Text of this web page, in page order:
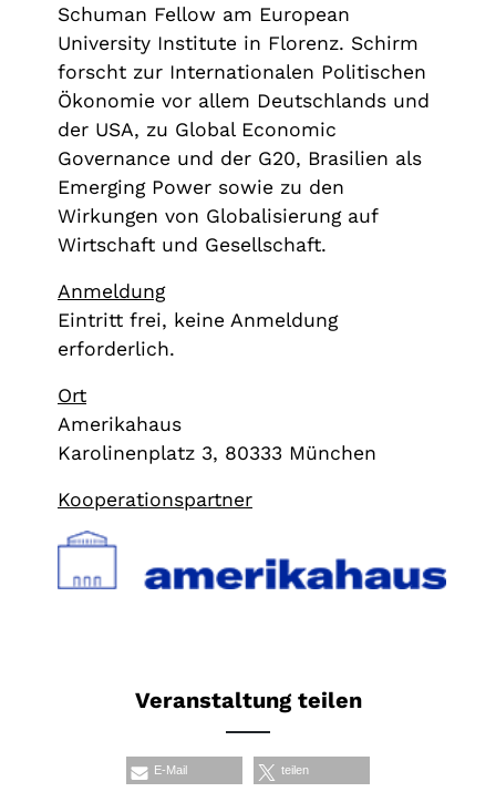
Schuman Fellow am European
University Institute in Florenz. Schirm
forscht zur Internationalen Politischen
Ökonomie vor allem Deutschlands und
der USA, zu Global Economic
Governance und der G20, Brasilien als
Emerging Power sowie zu den
Wirkungen von Globalisierung auf
Wirtschaft und Gesellschaft.
Anmeldung
Eintritt frei, keine Anmeldung
erforderlich.
Ort
Amerikahaus
Karolinenplatz 3, 80333 München
Kooperationspartner
Veranstaltung teilen
E-Mail teilen